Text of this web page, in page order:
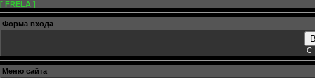
[ FRELA ]
Форма входа
Меню сайта